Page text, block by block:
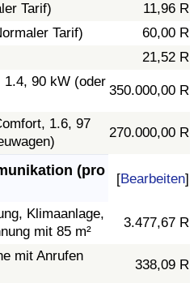
Tarif)
11,96 R
Tarif)
60,00 R
21,52 R
1.4, 90 kW (oder
350.000,00 R
1.6, 97
270.000,00 R
(pro
[Bearbeiten]
Klimaanlage,
mit 85 m²
3.477,67 R
mit Anrufen
338,09 R